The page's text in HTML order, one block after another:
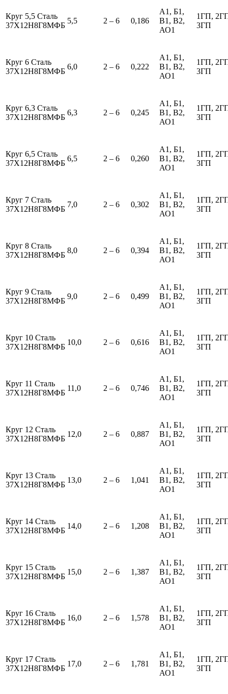
Круг 5,5 Сталь
37Х12Н8Г8МФБ
5,5 2 – 6 0,186
А1, Б1,
В1, В2,
АО1
1ГП,
3ГП
Круг 6 Сталь
37Х12Н8Г8МФБ
6,0 2 – 6 0,222
А1, Б1,
В1, В2,
АО1
1ГП,
3ГП
Круг 6,3 Сталь
37Х12Н8Г8МФБ
6,3 2 – 6 0,245
А1, Б1,
В1, В2,
АО1
1ГП,
3ГП
Круг 6,5 Сталь
37Х12Н8Г8МФБ
6,5 2 – 6 0,260
А1, Б1,
В1, В2,
АО1
1ГП,
3ГП
Круг 7 Сталь
37Х12Н8Г8МФБ
7,0 2 – 6 0,302
А1, Б1,
В1, В2,
АО1
1ГП,
3ГП
Круг 8 Сталь
37Х12Н8Г8МФБ
8,0 2 – 6 0,394
А1, Б1,
В1, В2,
АО1
1ГП,
3ГП
Круг 9 Сталь
37Х12Н8Г8МФБ
9,0 2 – 6 0,499
А1, Б1,
В1, В2,
АО1
1ГП,
3ГП
Круг 10 Сталь
37Х12Н8Г8МФБ
10,0 2 – 6 0,616
А1, Б1,
В1, В2,
АО1
1ГП,
3ГП
Круг 11 Сталь
37Х12Н8Г8МФБ
11,0 2 – 6 0,746
А1, Б1,
В1, В2,
АО1
1ГП,
3ГП
Круг 12 Сталь
37Х12Н8Г8МФБ
12,0 2 – 6 0,887
А1, Б1,
В1, В2,
АО1
1ГП,
3ГП
Круг 13 Сталь
37Х12Н8Г8МФБ
13,0 2 – 6 1,041
А1, Б1,
В1, В2,
АО1
1ГП,
3ГП
Круг 14 Сталь
37Х12Н8Г8МФБ
14,0 2 – 6 1,208
А1, Б1,
В1, В2,
АО1
1ГП,
3ГП
Круг 15 Сталь
37Х12Н8Г8МФБ
15,0 2 – 6 1,387
А1, Б1,
В1, В2,
АО1
1ГП,
3ГП
Круг 16 Сталь
37Х12Н8Г8МФБ
16,0 2 – 6 1,578
А1, Б1,
В1, В2,
АО1
1ГП,
3ГП
Круг 17 Сталь
37Х12Н8Г8МФБ
17,0 2 – 6 1,781
А1, Б1,
В1, В2,
АО1
1ГП,
3ГП